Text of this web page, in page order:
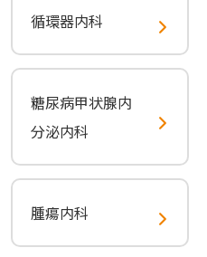
循環器内科
糖尿病甲状腺内
分泌内科
腫瘍内科